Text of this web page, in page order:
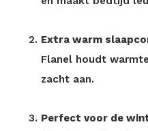
Extra warm
Flanel houdt
zacht aan.
Perfect voor de